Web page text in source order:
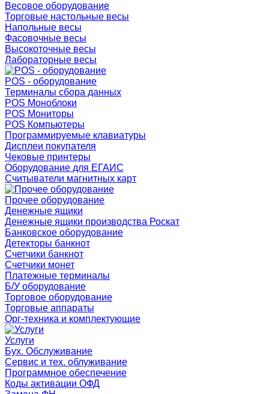
Весовое оборудование
Торговые настольные весы
Напольные весы
Фасовочные весы
Высокоточные весы
Лабораторные весы
POS - оборудование
Терминалы сбора данных
POS Моноблоки
POS Мониторы
POS Компьютеры
Программируемые клавиатуры
Дисплеи покупателя
Чековые принтеры
Оборудование для ЕГАИС
Считыватели магнитных карт
Прочее оборудование
Денежные ящики
Денежные ящики производства Роскат
Банковское оборудование
Детекторы банкнот
Счетчики банкнот
Счетчики монет
Платежные терминалы
Б/У оборудование
Торговое оборудование
Торговые аппараты
Орг-техника и комплектующие
Услуги
Бух. Обслуживание
Сервис и тех. облуживание
Программное обеспечение
Коды активации ОФД